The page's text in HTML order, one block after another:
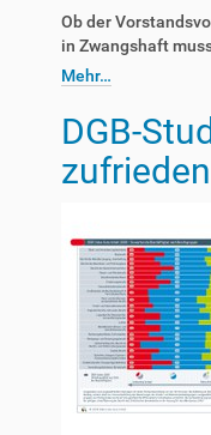
Ob der
in Zwangshaft
Mehr…
DGB-